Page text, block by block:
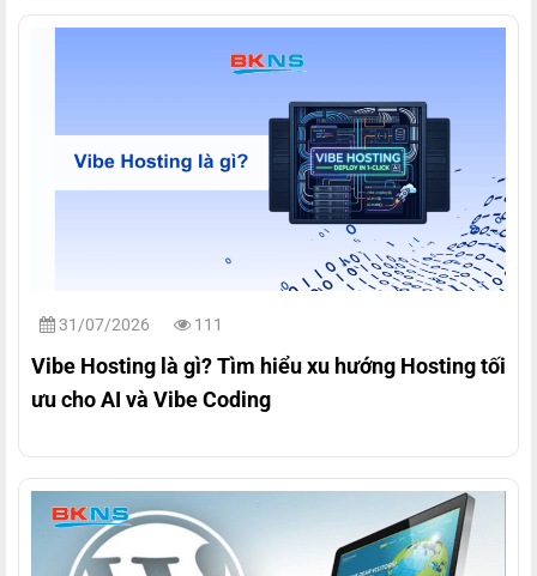
31/07/2026 111
Vibe Hosting là gì? Tìm hiểu xu hướng Hosting tối
ưu cho AI và Vibe Coding